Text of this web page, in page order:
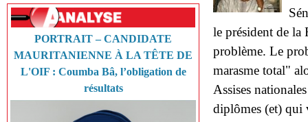
PORTRAIT – CANDIDATE
MAURITANIENNE À LA TÊTE DE
L'OIF : Coumba Bâ, l’obligation de
résultats
le président de la
problème. Le
marasme total"
Assises
diplômes (et) qui